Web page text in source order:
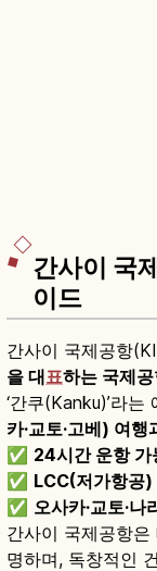
간사이 국
이드
간사이 국제공항
을 대표하는 국제
‘간쿠(Kanku)’라
카·교토·고베) 여
✅ 24시간 운항 가
✅ LCC(저가항공)
✅ 오사카·교토·나
간사이 국제공항
명하며, 독창적인